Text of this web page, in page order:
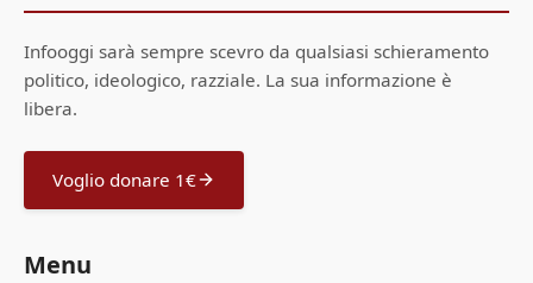
Infooggi sarà sempre scevro da qualsiasi schieramento
politico, ideologico, razziale. La sua informazione è
libera.
Voglio donare 1€
Menu